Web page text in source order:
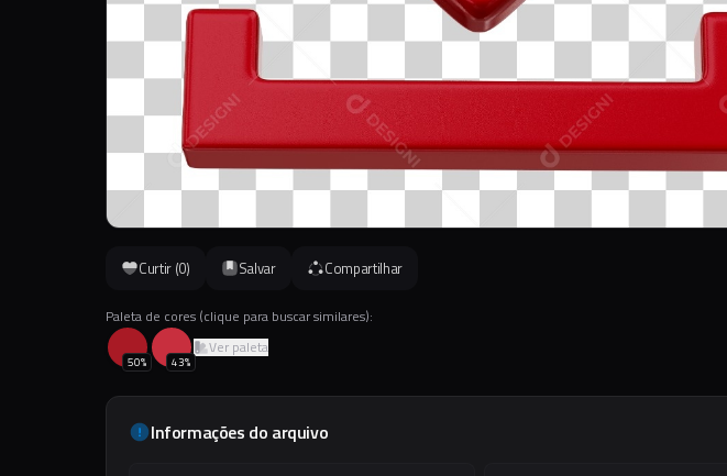
Curtir (0) Salvar Compartilhar
Paleta de cores (clique para buscar similares):
50% 43%
Ver paleta
Informações do arquivo